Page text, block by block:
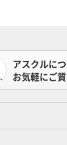
アスクルに
お気軽にご